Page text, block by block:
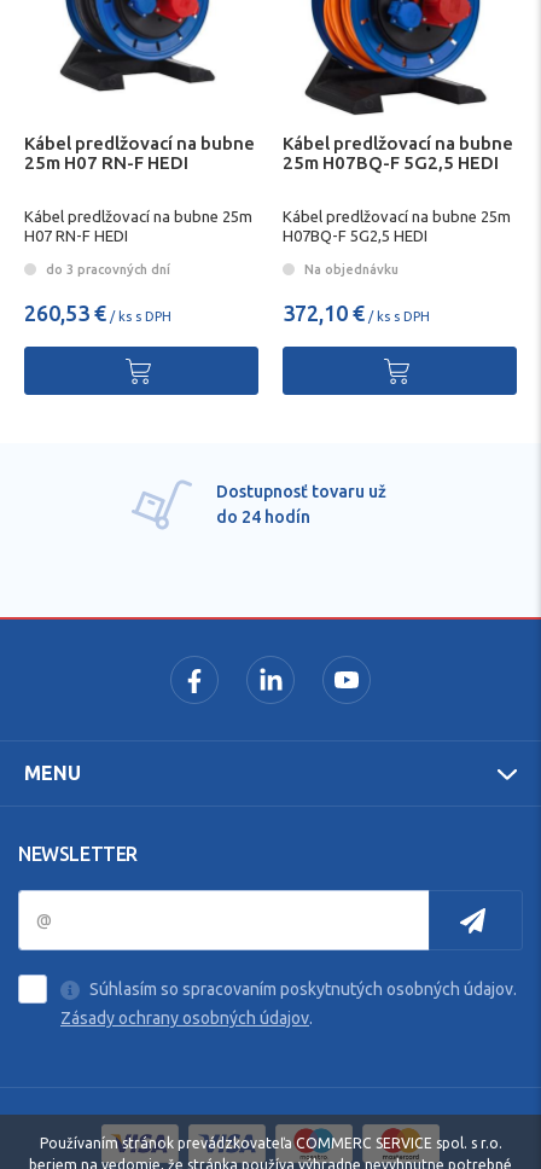
Kábel predlžovací na bubne
25m H07 RN-F HEDI
Kábel predlžovací na bubne 25m
H07 RN-F HEDI
do 3 pracovných dní
260,53 € / ks s DPH
Kábel predlžovací na bubne
25m H07BQ-F 5G2,5 HEDI
Kábel predlžovací na bubne 25m
H07BQ-F 5G2,5 HEDI
Na objednávku
372,10 € / ks s DPH
MENU
NEWSLETTER
Súhlasím so spracovaním poskytnutých osobných údajov.
Zásady ochrany osobných údajov.
Používaním stránok prevádzkovateľa COMMERC SERVICE spol. s r.o.
beriem na vedomie, že stránka používa výhradne nevyhnutne potrebné